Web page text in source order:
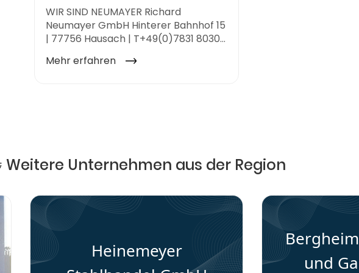
Weitere Unternehmen aus der Region
Heinemeyer
und